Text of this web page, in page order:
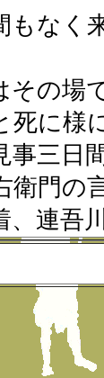
なく
の場で
に様に
事三日
門の言
、連